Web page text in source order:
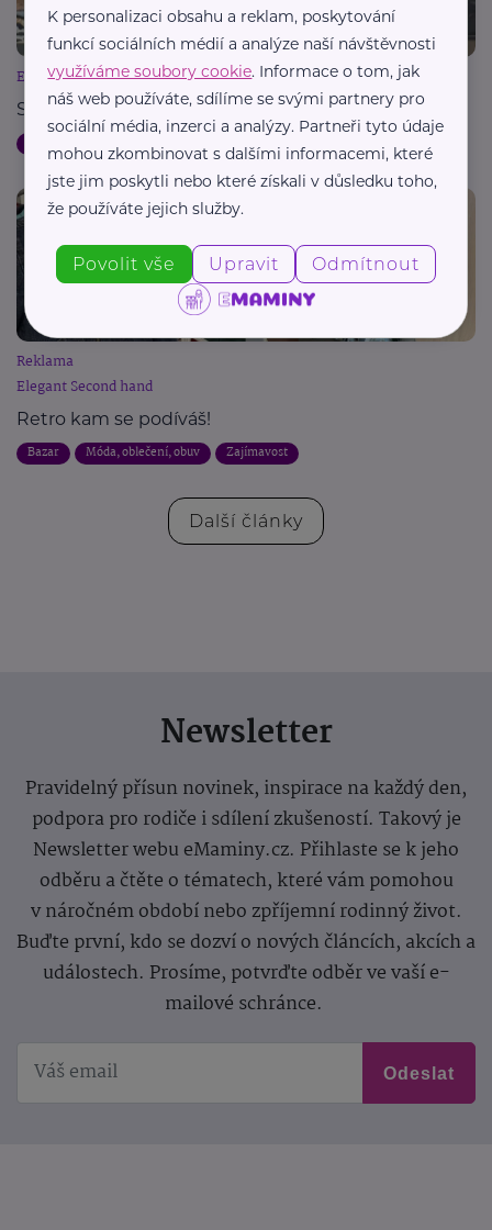
Elegant Second hand
Sekáčový průvodce pro pokročilé i začátečníky
Móda, oblečení, obuv Zábava
Reklama
Elegant Second hand
Retro kam se podíváš!
Bazar Móda, oblečení, obuv Zajímavost
Další články
Newsletter
Pravidelný přísun novinek, inspirace na každý den,
podpora pro rodiče i sdílení zkušeností. Takový je
Newsletter webu eMaminy.cz. Přihlaste se k jeho
odběru a čtěte o tématech, které vám pomohou
v náročném období nebo zpříjemní rodinný život.
Buďte první, kdo se dozví o nových článcích, akcích a
událostech. Prosíme, potvrďte odběr ve vaší e-
mailové schránce.
Odeslat
K personalizaci obsahu a reklam, poskytování
funkcí sociálních médií a analýze naší návštěvnosti
využíváme soubory cookie. Informace o tom, jak
náš web používáte, sdílíme se svými partnery pro
sociální média, inzerci a analýzy. Partneři tyto údaje
mohou zkombinovat s dalšími informacemi, které
jste jim poskytli nebo které získali v důsledku toho,
že používáte jejich služby.
Povolit vše Upravit Odmítnout